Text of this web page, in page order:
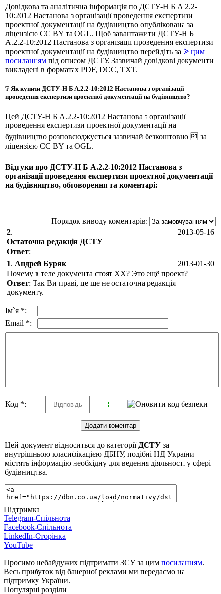
Довідкова та аналітична інформація по ДСТУ-Н Б А.2.2-
10:2012 Настанова з організації проведення експертизи
проектної документації на будівництво опублікована за
ліцензією CC BY та OGL. Щоб завантажити ДСТУ-Н Б
А.2.2-10:2012 Настанова з організації проведення експертизи
проектної документації на будівництво перейдіть за ᐉ цим
посиланням під описом ДСТУ. Зазвичай довідкові документи
викладені в форматах PDF, DOC, TXT.
❔ Як купити ДСТУ-Н Б А.2.2-10:2012 Настанова з організації
проведення експертизи проектної документації на будівництво?
Цей ДСТУ-Н Б А.2.2-10:2012 Настанова з організації
проведення експертизи проектної документації на
будівництво розповсюджується зазвичай безкоштовно 🆓 за
ліцензією CC BY та OGL.
Відгуки про ДСТУ-Н Б А.2.2-10:2012 Настанова з
організації проведення експертизи проектної документації
на будівництво, обговорення та коментарі:
Порядок виводу коментарів:
2013-05-16
2.
Остаточна редакція ДСТУ
Ответ:
2013-01-30
1. Андрей Буряк
Почему в теле документа стоят ХХ? Это ещё проект?
Ответ: Так Ви праві, це ще не остаточна редакція
документу.
Ім`я *:
Email *:
Код *:
Цей документ відноситься до категорії ДСТУ за
внутрішньою класифікацією ДБНУ, подібні НД України
містять інформацію необхідну для ведення діяльності у сфері
будівництва.
Підтримка
Telegram-Спільнота
Facebook-Спільнота
LinkedIn-Сторінка
YouTube
Просимо небайдужих підтримати ЗСУ за цим посиланням.
Весь прибуток від банерної реклами ми передаємо на
підтримку України.
Популярні розділи